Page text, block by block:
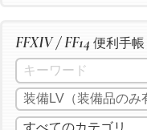
FFXIV / FF14 便利手帳